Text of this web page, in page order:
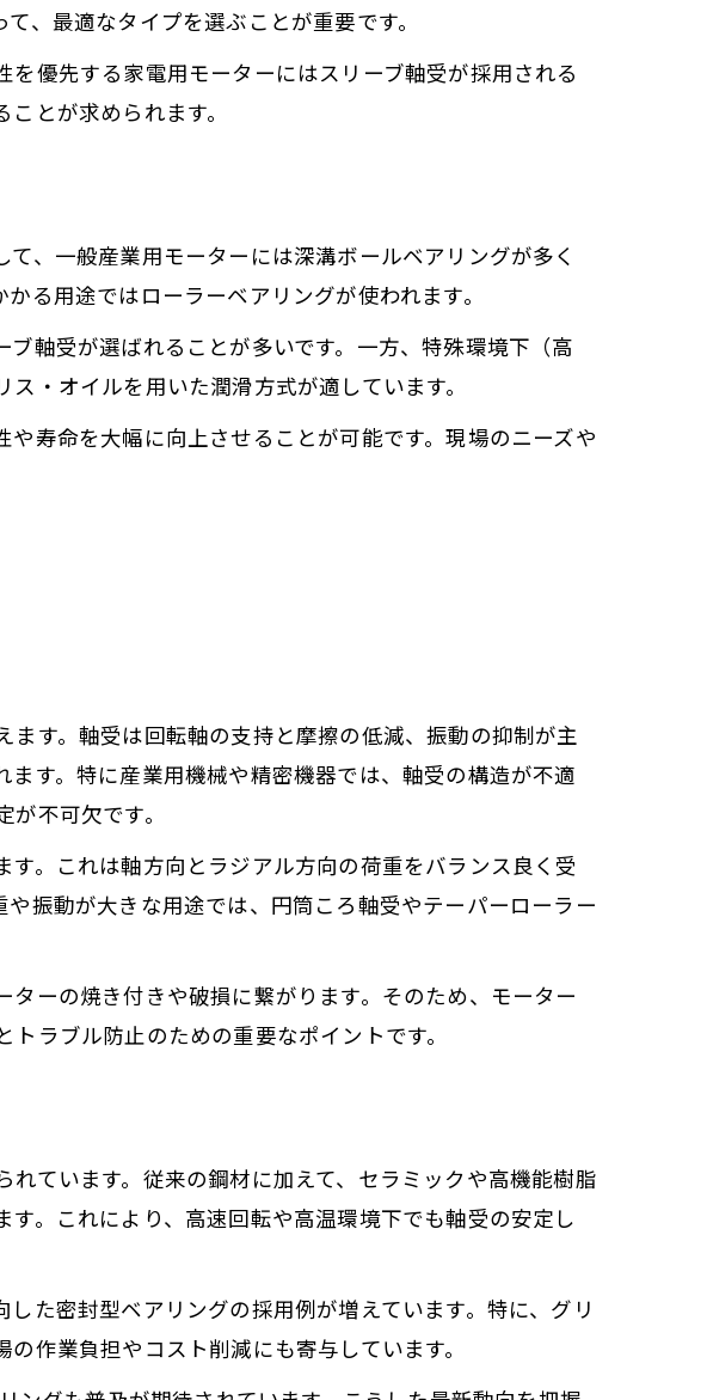
、最適なタイプを選ぶことが重要です。
優先する家電用モーターにはスリーブ軸受が採用される
とが求められます。
、一般産業用モーターには深溝ボールベアリングが多く
る用途ではローラーベアリングが使われます。
軸受が選ばれることが多いです。一方、特殊環境下（高
・オイルを用いた潤滑方式が適しています。
寿命を大幅に向上させることが可能です。現場のニーズや
す。軸受は回転軸の支持と摩擦の低減、振動の抑制が主
す。特に産業用機械や精密機器では、軸受の構造が不適
不可欠です。
。これは軸方向とラジアル方向の荷重をバランス良く受
振動が大きな用途では、円筒ころ軸受やテーパーローラー
ーの焼き付きや破損に繋がります。そのため、モーター
ラブル防止のための重要なポイントです。
ています。従来の鋼材に加えて、セラミックや高機能樹脂
。これにより、高速回転や高温環境下でも軸受の安定し
た密封型ベアリングの採用例が増えています。特に、グリ
作業負担やコスト削減にも寄与しています。